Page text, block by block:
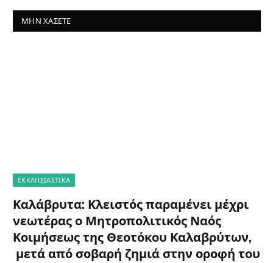
ΜΗΝ ΧΆΣΕΤΕ
ΕΚΚΛΗΣΙΑΣΤΙΚΑ
Καλάβρυτα: Κλειστός παραμένει μέχρι
νεωτέρας ο Μητροπολιτικός Ναός
Κοιμήσεως της Θεοτόκου Καλαβρύτων,
μετά από σοβαρή ζημιά στην οροφή του